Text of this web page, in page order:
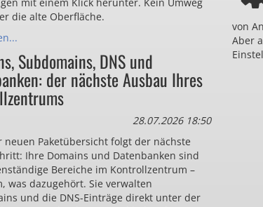
die alte Oberfläche.
Subdomains, DNS und
der nächste Ausbau Ihres
28.07.2026 18:50
neuen Paketübersicht folgt der nächste
Ihre Domains und Datenbanken sind
Bereiche im Kontrollzentrum –
was dazugehört. Sie verwalten
und die DNS-Einträge direkt unter der
von
Aber